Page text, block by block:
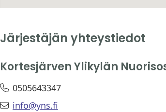
Järjestäjän yhteystiedot
Kortesjärven Ylikylän
0505643347
info@yns.fi